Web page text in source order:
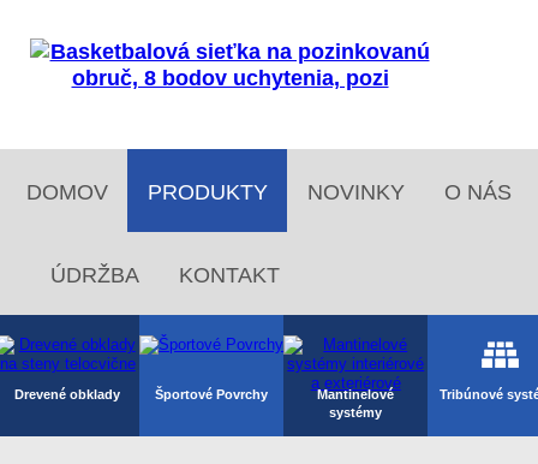
DOMOV PRODUKTY NOVINKY O NÁS
ÚDRŽBA KONTAKT
Drevené obklady Športové Povrchy
Mantinelové
systémy
Tribúnové